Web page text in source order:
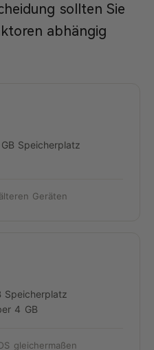
sollten Sie
abhängig
Speicherplatz
Geräten
Speicherplatz
4 GB
gleichermaßen